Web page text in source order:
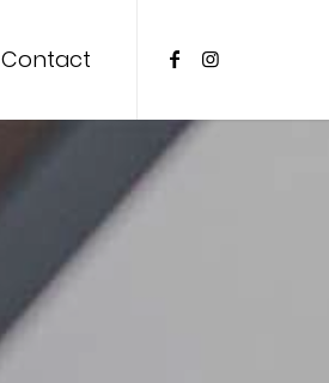
Contact